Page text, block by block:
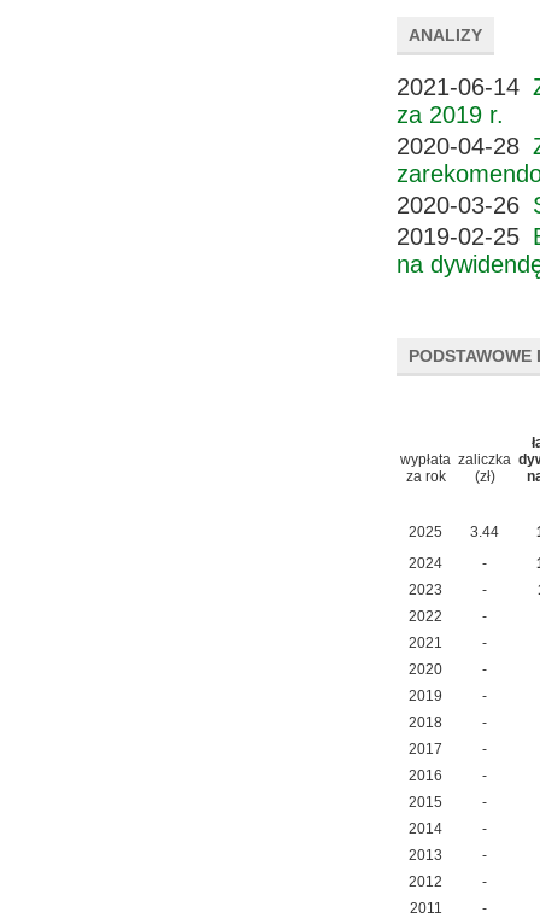
ANALIZY
2021-06-14
za 2019 r.
2020-04-28
2020-03-26
2019-02-25
na
PODSTAWOWE
wypłata
za rok
zaliczka
(zł)
2025 3.44
2024
-
2023
-
2022
-
2021
-
2020
-
2019
-
2018
-
2017
-
2016
-
2015
-
2014
-
2013
-
2012
-
2011
-